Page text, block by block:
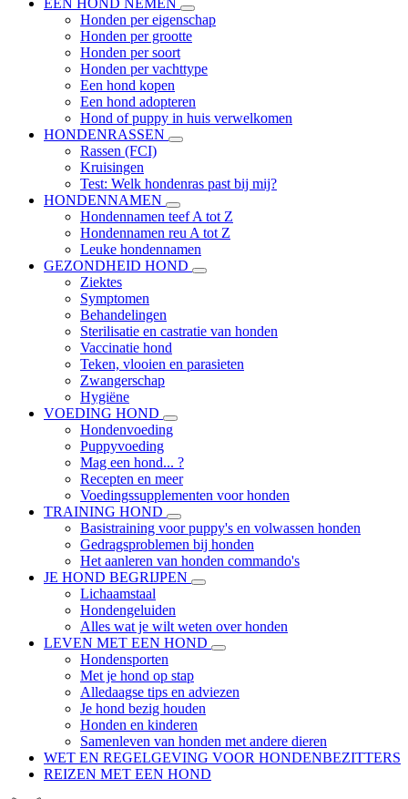
EEN HOND NEMEN
Honden per eigenschap
Honden per grootte
Honden per soort
Honden per vachttype
Een hond kopen
Een hond adopteren
Hond of puppy in huis verwelkomen
HONDENRASSEN
Rassen (FCI)
Kruisingen
Test: Welk hondenras past bij mij?
HONDENNAMEN
Hondennamen teef A tot Z
Hondennamen reu A tot Z
Leuke hondennamen
GEZONDHEID HOND
Ziektes
Symptomen
Behandelingen
Sterilisatie en castratie van honden
Vaccinatie hond
Teken, vlooien en parasieten
Zwangerschap
Hygiëne
VOEDING HOND
Hondenvoeding
Puppyvoeding
Mag een hond... ?
Recepten en meer
Voedingssupplementen voor honden
TRAINING HOND
Basistraining voor puppy's en volwassen honden
Gedragsproblemen bij honden
Het aanleren van honden commando's
JE HOND BEGRIJPEN
Lichaamstaal
Hondengeluiden
Alles wat je wilt weten over honden
LEVEN MET EEN HOND
Hondensporten
Met je hond op stap
Alledaagse tips en adviezen
Je hond bezig houden
Honden en kinderen
Samenleven van honden met andere dieren
WET EN REGELGEVING VOOR HONDENBEZITTERS
REIZEN MET EEN HOND